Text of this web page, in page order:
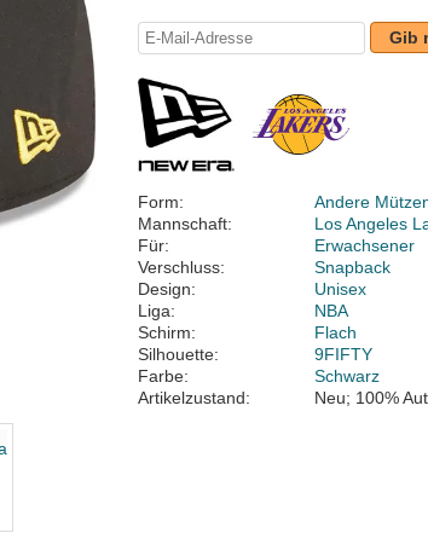
Gib
Form:
Andere
Mannschaft:
Los Angeles
Für:
Erwachsener
Verschluss:
Snapback
Design:
Unisex
Liga:
NBA
Schirm:
Flach
Silhouette:
9FIFTY
Farbe:
Schwarz
Artikelzustand:
Neu; 100%